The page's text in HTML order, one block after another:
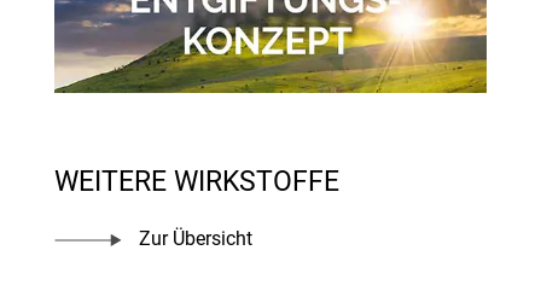
WEITERE WIRKSTOFFE
Zur Übersicht